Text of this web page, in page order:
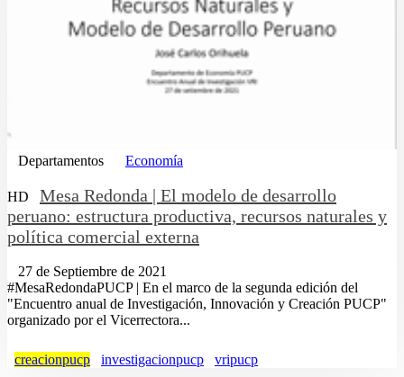
Departamentos Economía
HD
Mesa Redonda | El modelo de desarrollo
peruano: estructura productiva, recursos naturales y
política comercial externa
27 de Septiembre de 2021
#MesaRedondaPUCP | En el marco de la segunda edición del
"Encuentro anual de Investigación, Innovación y Creación PUCP"
organizado por el Vicerrectora...
creacionpucp investigacionpucp vripucp